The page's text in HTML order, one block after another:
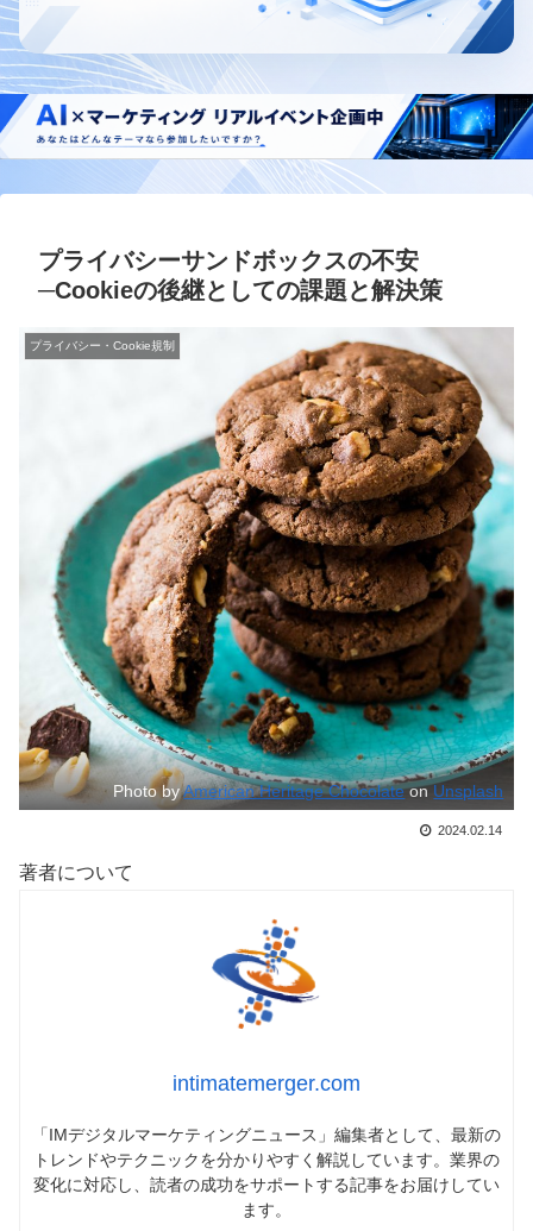
プライバシーサンドボックスの不安
─Cookieの後継としての課題と解決策
プライバシー・Cookie規制
Photo byAmerican Heritage ChocolateonUnsplash
2024.02.14
著者について
intimatemerger.com
「IMデジタルマーケティングニュース」編集者として、最新の
トレンドやテクニックを分かりやすく解説しています。業界の
変化に対応し、読者の成功をサポートする記事をお届けしてい
ます。